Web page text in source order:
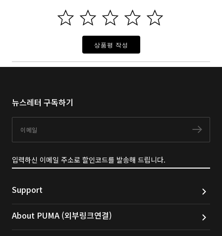
상품평 작성
뉴스레터 구독하기
구독
입력하신 이메일 주소로 할인코드를 발송해 드립니다.
Support
About PUMA (외부링크연결)